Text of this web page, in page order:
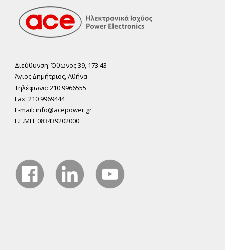
Διεύθυνση: Όθωνος 39, 173 43
Άγιος ∆ηµήτριος, Αθήνα
Τηλέφωνο: 210 9966555
Fax: 210 9969444
E-mail: info@acepower.gr
Γ.Ε.ΜΗ. 083439202000